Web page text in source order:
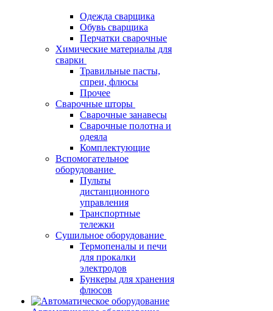
Одежда сварщика
Обувь сварщика
Перчатки сварочные
Химические материалы для
сварки
Травильные пасты,
спреи, флюсы
Прочее
Сварочные шторы
Сварочные занавесы
Сварочные полотна и
одеяла
Комплектующие
Вспомогательное
оборудование
Пульты
дистанционного
управления
Транспортные
тележки
Сушильное оборудование
Термопеналы и печи
для прокалки
электродов
Бункеры для хранения
флюсов